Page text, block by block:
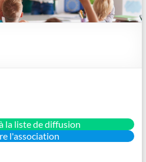
la liste de diffusion
l'association